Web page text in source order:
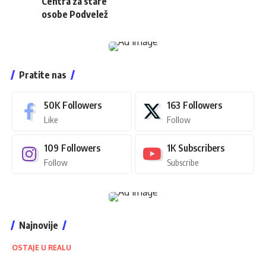
osobe Podvelež
Pratite nas
50K Followers
Like
163 Followers
Follow
109 Followers
Follow
1K Subscribers
Subscribe
Najnovije
OSTAJE U REALU